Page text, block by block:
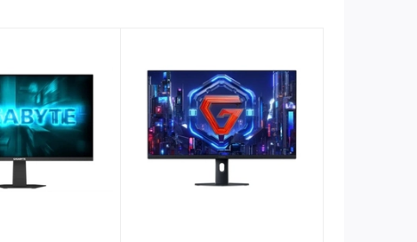
Phụ kiện kèm theo Full box
Âm thanh Không loa